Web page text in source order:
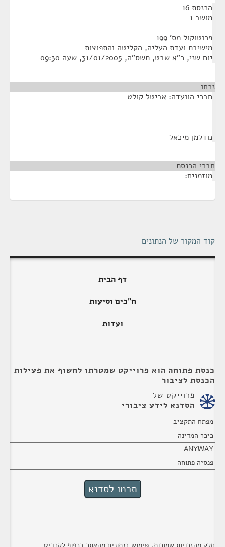
הכנסת 16
מושב 1
פרוטוקול מס' 199
מישיבת ועדת העליה, הקליטה והתפוצות
יום שני, כ"א שבט, תשס"ה, 31/01/2005, שעה 09:30
נכחו
חברי הוועדה: אביטל קולט
נודלמן מיכאל
חברי הכנסת
מוזמנים:
קוד המקור של הנתונים
דף הבית
ח"כים וסיעות
ועדות
כנסת פתוחה הוא פרוייקט שמטרתו לחשוף את פעילות
הכנסת לציבור
פרוייקט של
הסדנא לידע ציבורי
מפתח התקציב
כיכר המדינה
ANYWAY
פנסיה פתוחה